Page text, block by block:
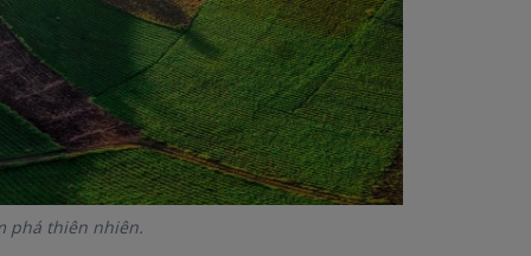
phá thiên nhiên.